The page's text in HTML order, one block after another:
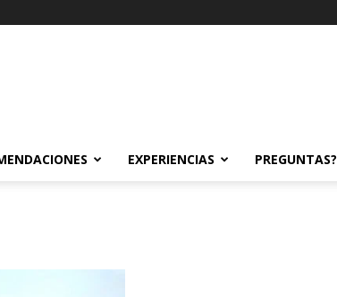
EXPERIENCIAS PREGUNTAS?